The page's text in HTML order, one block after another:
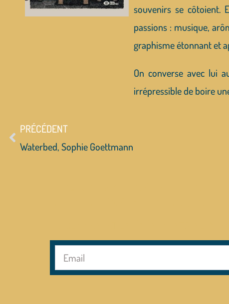
souvenirs se côtoient.
passions : musique,
graphisme étonnant et
On converse avec lui
irrépressible de boire
PRÉCÉDENT
Waterbed, Sophie Goettmann